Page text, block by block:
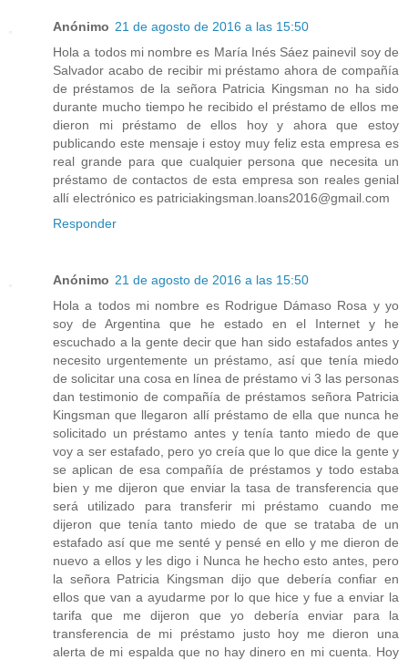
Anónimo 21 de agosto de 2016 a las 15:50
Hola a todos mi nombre es María Inés Sáez painevil soy de
Salvador acabo de recibir mi préstamo ahora de compañía
de préstamos de la señora Patricia Kingsman no ha sido
durante mucho tiempo he recibido el préstamo de ellos me
dieron mi préstamo de ellos hoy y ahora que estoy
publicando este mensaje i estoy muy feliz esta empresa es
real grande para que cualquier persona que necesita un
préstamo de contactos de esta empresa son reales genial
allí electrónico es patriciakingsman.loans2016@gmail.com
Responder
Anónimo 21 de agosto de 2016 a las 15:50
Hola a todos mi nombre es Rodrigue Dámaso Rosa y yo
soy de Argentina que he estado en el Internet y he
escuchado a la gente decir que han sido estafados antes y
necesito urgentemente un préstamo, así que tenía miedo
de solicitar una cosa en línea de préstamo vi 3 las personas
dan testimonio de compañía de préstamos señora Patricia
Kingsman que llegaron allí préstamo de ella que nunca he
solicitado un préstamo antes y tenía tanto miedo de que
voy a ser estafado, pero yo creía que lo que dice la gente y
se aplican de esa compañía de préstamos y todo estaba
bien y me dijeron que enviar la tasa de transferencia que
será utilizado para transferir mi préstamo cuando me
dijeron que tenía tanto miedo de que se trataba de un
estafado así que me senté y pensé en ello y me dieron de
nuevo a ellos y les digo i Nunca he hecho esto antes, pero
la señora Patricia Kingsman dijo que debería confiar en
ellos que van a ayudarme por lo que hice y fue a enviar la
tarifa que me dijeron que yo debería enviar para la
transferencia de mi préstamo justo hoy me dieron una
alerta de mi espalda que no hay dinero en mi cuenta. Hoy